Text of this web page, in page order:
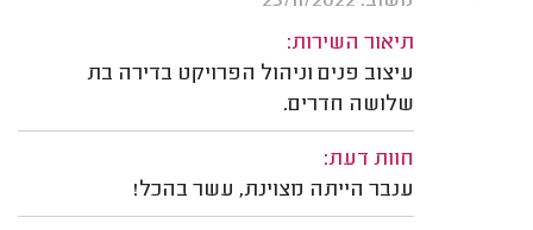
תיאור השירות:
עיצוב פנים וניהול הפרויקט בדירה בת
שלושה חדרים.
חוות דעת:
ענבר הייתה מצוינת, עשר בהכל!